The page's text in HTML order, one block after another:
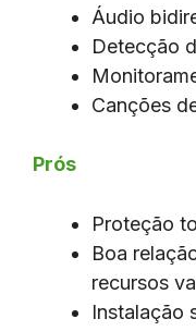
Áudio
Detecção
Canções
Prós
Proteção
Boa
recursos
Instalação